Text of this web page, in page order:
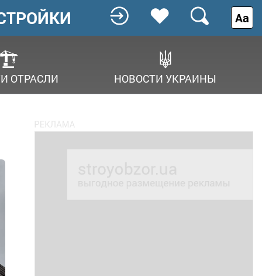
ОТРАСЛИ НОВОСТИ УКРАИНЫ
Аа